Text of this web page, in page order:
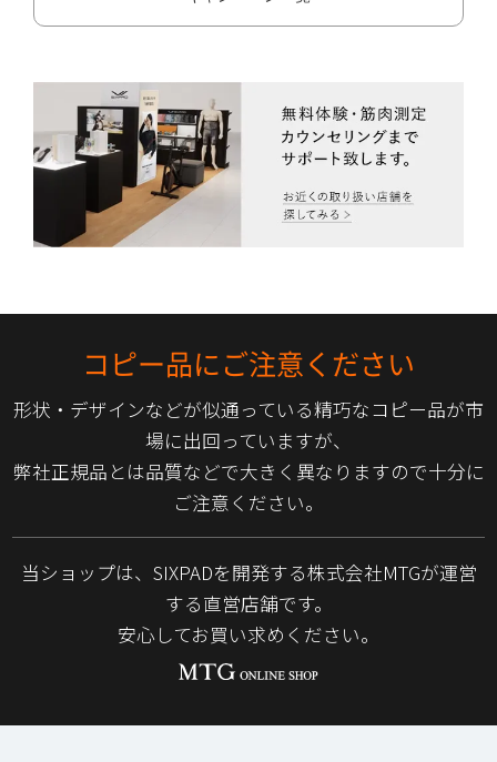
コピー品にご注意ください
形状・デザインなどが似通っている精巧なコピー品が市
場に出回っていますが、
弊社正規品とは品質などで大きく異なりますので十分に
ご注意ください。
当ショップは、SIXPADを開発する株式会社MTGが運営
する直営店舗です。
安心してお買い求めください。